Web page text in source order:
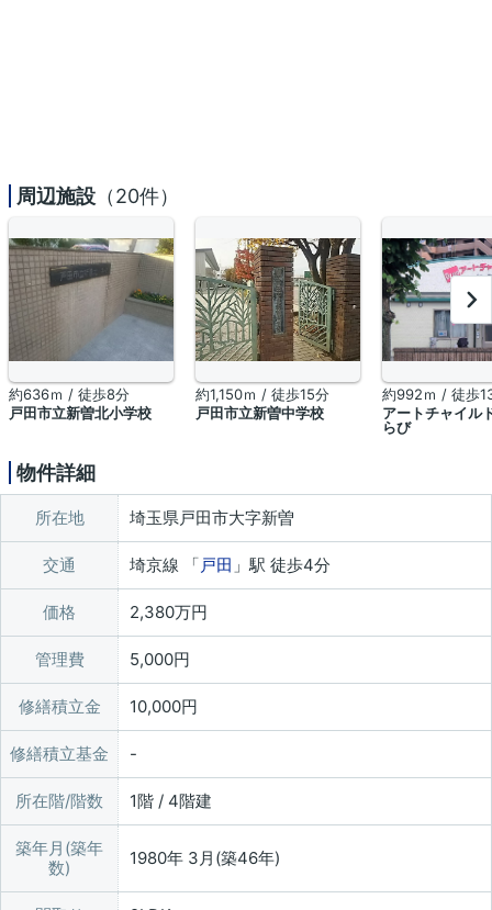
周辺施設 （20件）
約636ｍ / 徒歩8分
戸田市立新曽北小学校
約1,150ｍ / 徒歩15分
戸田市立新曽中学校
約992ｍ / 徒歩
アートチャイル
らび
物件詳細
所在地 埼玉県戸田市大字新曽
交通 埼京線 「戸田 」駅 徒歩4分
価格 2,380万円
管理費 5,000円
修繕積立金 10,000円
修繕積立基金
所在階/階数 1階 / 4階建
築年月(築年
数)
1980年 3月(築46年)